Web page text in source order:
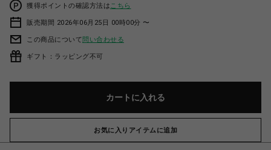
獲得ポイントの確認方法は こちら
販売期間 2026年06月25日 00時00分 〜
この商品について問い合わせる
ギフト：ラッピング不可
カートに入れる
お気に入りアイテムに追加